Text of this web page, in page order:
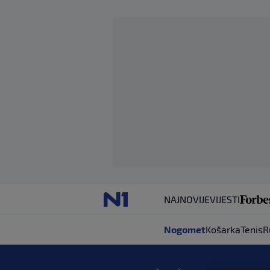
NAJNOVIJEVIJESTI
NogometKošarkaTenis